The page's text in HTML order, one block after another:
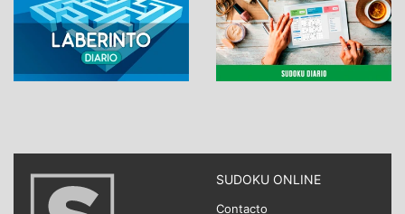
SUDOKU ONLINE
Contacto